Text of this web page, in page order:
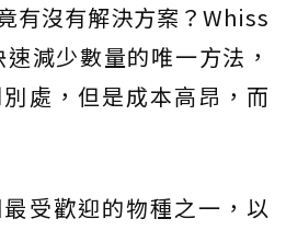
有沒有解決方案？Whiss
減少數量的唯一方法，
處，但是成本高昂，而
受歡迎的物種之一，以